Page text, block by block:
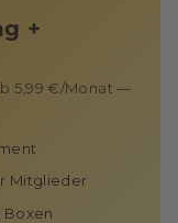
+
5,99 €/Monat —
Mitglieder
Boxen